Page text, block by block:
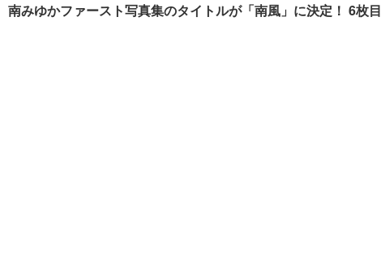
エンタメ
南みゆかファースト写真集のタイトルが「南風」に決定！ 6枚